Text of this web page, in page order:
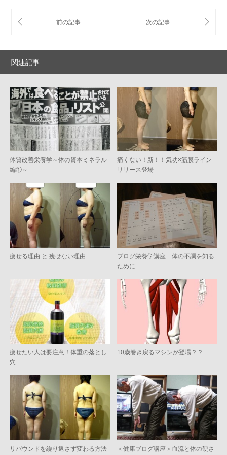
関連記事
体質改善栄養学～体の資本ミネラル
編①～
痛くない！新！！気功×筋膜ライン
リリース登場
痩せる理由 と 痩せない理由
ブログ栄養学講座 体の不調を知る
ために
痩せたい人は要注意！体重の落とし
穴
10歳巻き戻るマシンが登場？？
リバウンドを繰り返さず変わる方法
＜健康ブログ講座＞血流と体の硬さ